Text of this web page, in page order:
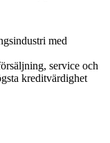
med
service och
kreditvärdighet